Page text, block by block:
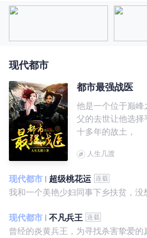
现代都市
都市最强战医
他是一个位于巅峰
父的去世让他选择
十多年的故土，
人生几渡
现代都市
超级桃花运
现代都市
不凡兵王